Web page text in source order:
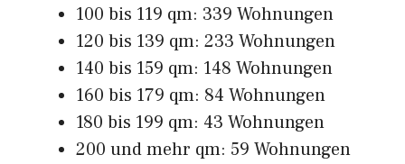
100 bis 119 qm: 339 Wohnungen
120 bis 139 qm: 233 Wohnungen
140 bis 159 qm: 148 Wohnungen
160 bis 179 qm: 84 Wohnungen
180 bis 199 qm: 43 Wohnungen
200 und mehr qm: 59 Wohnungen